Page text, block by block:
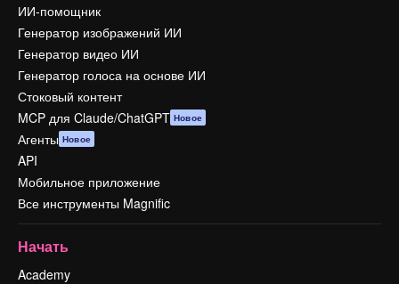
ИИ-помощник
Генератор изображений ИИ
Генератор видео ИИ
Генератор голоса на основе ИИ
Стоковый контент
MCP для Claude/ChatGPT Новое
Агенты Новое
API
Мобильное приложение
Все инструменты Magnific
Начать
Academy